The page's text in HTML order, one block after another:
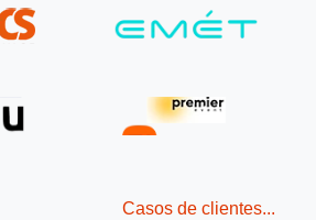
Casos de clientes...